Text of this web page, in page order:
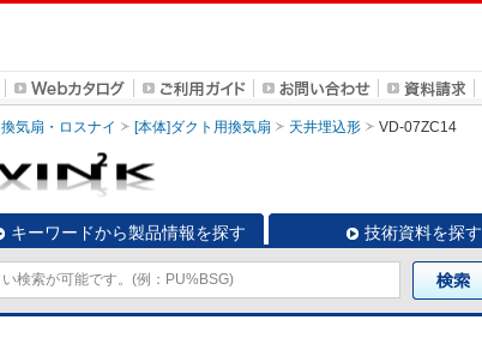
換気扇・ロスナイ [本体]ダクト用換気扇 天井埋込形 VD-07ZC14
キーワードから製品情報を探す 技術資料を探す